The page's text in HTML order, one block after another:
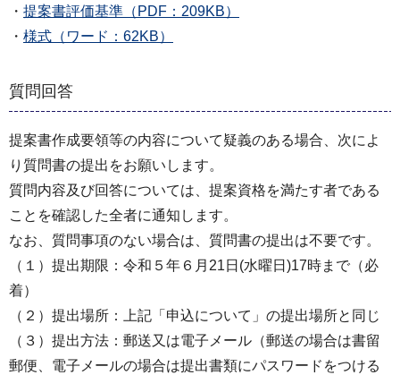
・ 提案書評価基準（PDF：209KB）
・ 様式（ワード：62KB）
質問回答
提案書作成要領等の内容について疑義のある場合、次によ
り質問書の提出をお願いします。
質問内容及び回答については、提案資格を満たす者である
ことを確認した全者に通知します。
なお、質問事項のない場合は、質問書の提出は不要です。
（１）提出期限：令和５年６月21日(水曜日)17時まで（必
着）
（２）提出場所：上記「申込について」の提出場所と同じ
（３）提出方法：郵送又は電子メール（郵送の場合は書留
郵便、電子メールの場合は提出書類にパスワードをつける